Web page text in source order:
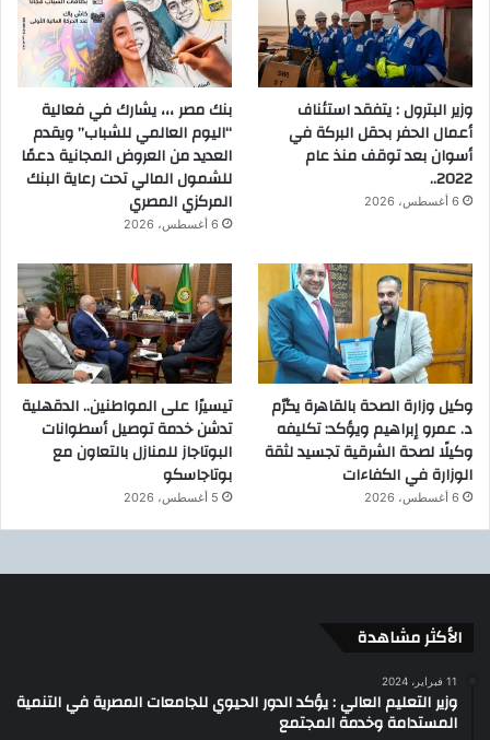
وزير البترول : يتفقد استئناف
أعمال الحفر بحقل البركة في
أسوان بعد توقف منذ عام
2022..
6 أغسطس، 2026
بنك مصر ،،، يشارك في فعالية
“اليوم العالمي للشباب” ويقدم
العديد من العروض المجانية دعمًا
للشمول المالي تحت رعاية البنك
المركزي المصري
6 أغسطس، 2026
وكيل وزارة الصحة بالقاهرة يكرّم
د. عمرو إبراهيم ويؤكد: تكليفه
وكيلًا لصحة الشرقية تجسيد لثقة
الوزارة في الكفاءات
6 أغسطس، 2026
تيسيرًا على المواطنين.. الدقهلية
تدشن خدمة توصيل أسطوانات
البوتاجاز للمنازل بالتعاون مع
بوتاجاسكو
5 أغسطس، 2026
الأكثر مشاهدة
11 فبراير، 2024
وزير التعليم العالي : يؤكد الدور الحيوي للجامعات المصرية في التنمية
المستدامة وخدمة المجتمع